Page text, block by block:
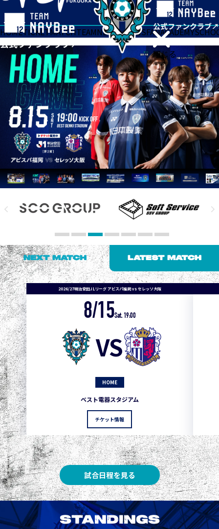
閉じる
HOMETICKETMATCHTEAMNEWSGOODSFANACADEMY
NEXT MATCH LATEST MATCH
2026/27明治安田J1リーグ アビスパ福岡 vs セレッソ大阪
8/15Sat. 19:00
VS
HOME
ベスト電器スタジアム
チケット情報
試合日程を見る
STANDINGS
1
2 0
3 3 1 0 0
3
5 3
5 3 1
5
8 清水 3 1 0 0 1
8 神戸 3 1 0 1
10 東京Ｖ 1 0 1 0 0
10 川崎Ｆ 1 0 1 0